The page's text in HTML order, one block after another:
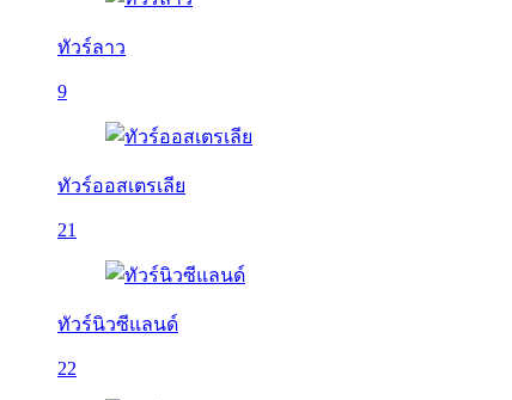
ทัวร์ลาว
9
ทัวร์ออสเตรเลีย
21
ทัวร์นิวซีแลนด์
22